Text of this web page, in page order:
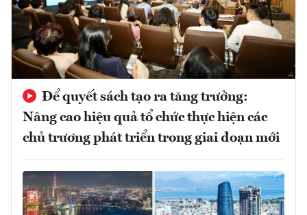
Để quyết sách tạo ra tăng trưởng:
Nâng cao hiệu quả tổ chức thực hiện các
chủ trương phát triển trong giai đoạn mới